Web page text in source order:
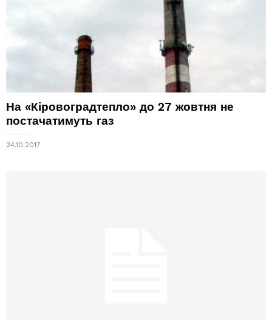
На «Кіровоградтепло» до 27 жовтня не
постачатимуть газ
24.10.2017